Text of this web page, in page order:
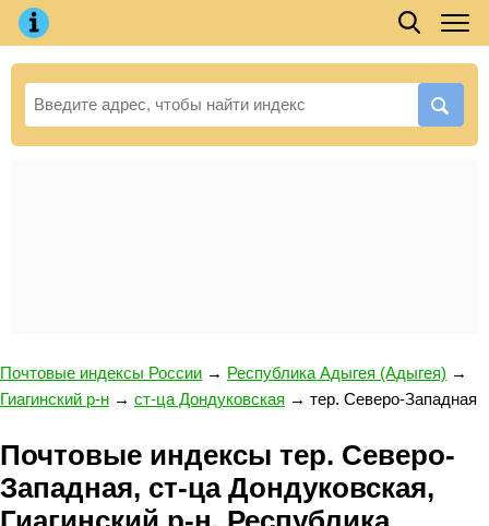
Почтовые индексы России → Республика Адыгея (Адыгея) →
Гиагинский р-н → ст-ца Дондуковская → тер. Северо-Западная
Почтовые индексы тер. Северо-
Западная, ст-ца Дондуковская,